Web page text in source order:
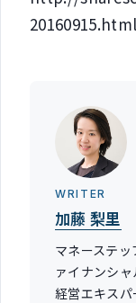
20160915.html
WRITER
加藤 梨里
マネーステ
ァイナンシ
経営エキス